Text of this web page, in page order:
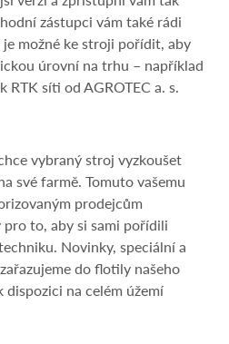
zástupci vám také rádi
možné ke stroji pořídit, aby
úrovní na trhu – například
síti od AGROTEC a. s.
vybraný stroj vyzkoušet
své farmě. Tomuto vašemu
prodejcům
to, aby si sami pořídili
Novinky, speciální a
do flotily našeho
na celém úžemí